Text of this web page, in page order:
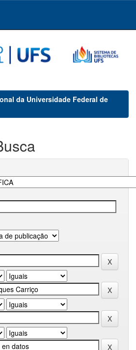
da Universidade Federal de